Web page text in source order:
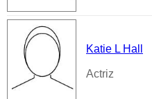
Katie L Hall
Actriz